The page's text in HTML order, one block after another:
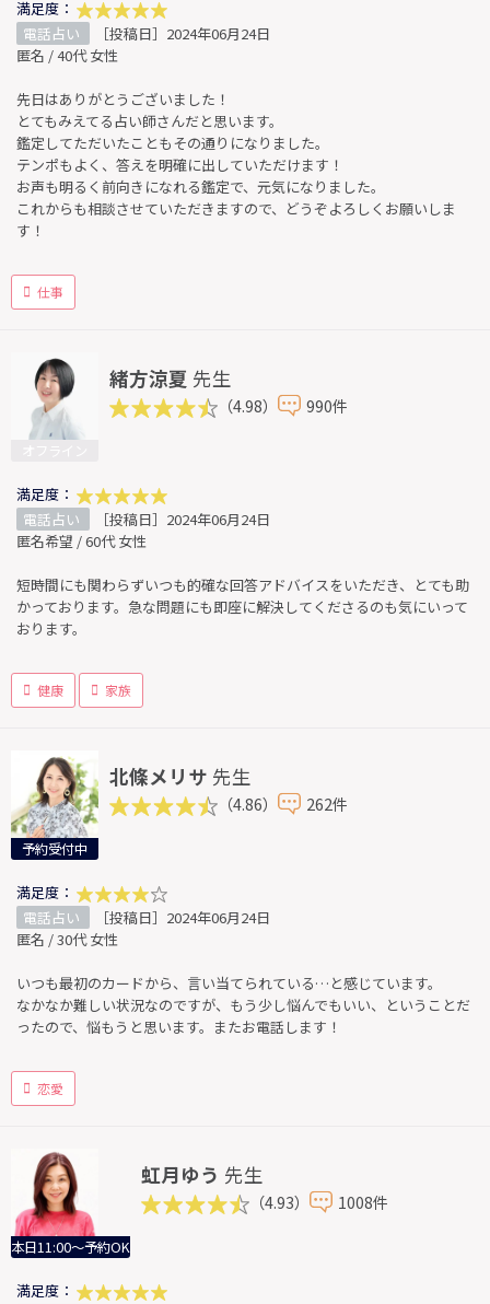
満足度：
電話占い
［投稿日］2024年06月24日
匿名 / 40代 女性
先日はありがとうございました！
とてもみえてる占い師さんだと思います。
鑑定してただいたこともその通りになりました。
テンポもよく、答えを明確に出していただけます！
お声も明るく前向きになれる鑑定で、元気になりました。
これからも相談させていただきますので、どうぞよろしくお願いしま
す！
仕事
緒方涼夏 先生
（4.98） 990件
満足度：
電話占い
［投稿日］2024年06月24日
匿名希望 / 60代 女性
短時間にも関わらずいつも的確な回答アドバイスをいただき、とても助
かっております。急な問題にも即座に解決してくださるのも気にいって
おります。
健康 家族
予約受付中
北條メリサ 先生
（4.86） 262件
満足度：
電話占い
［投稿日］2024年06月24日
匿名 / 30代 女性
いつも最初のカードから、言い当てられている…と感じています。
なかなか難しい状況なのですが、もう少し悩んでもいい、ということだ
ったので、悩もうと思います。またお電話します！
恋愛
本日11:00～予約OK
虹月ゆう 先生
（4.93） 1008件
満足度：